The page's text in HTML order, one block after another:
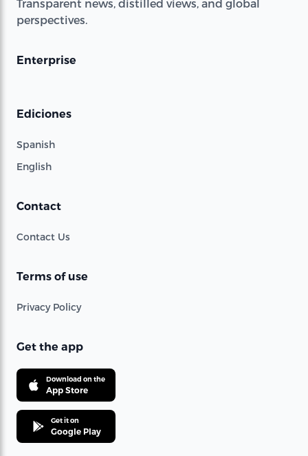
Transparent news, distilled views, and global
perspectives.
Enterprise
Ediciones
Spanish
English
Contact
Contact Us
Terms of use
Privacy Policy
Get the app
Download on the
App Store
Get it on
Google Play